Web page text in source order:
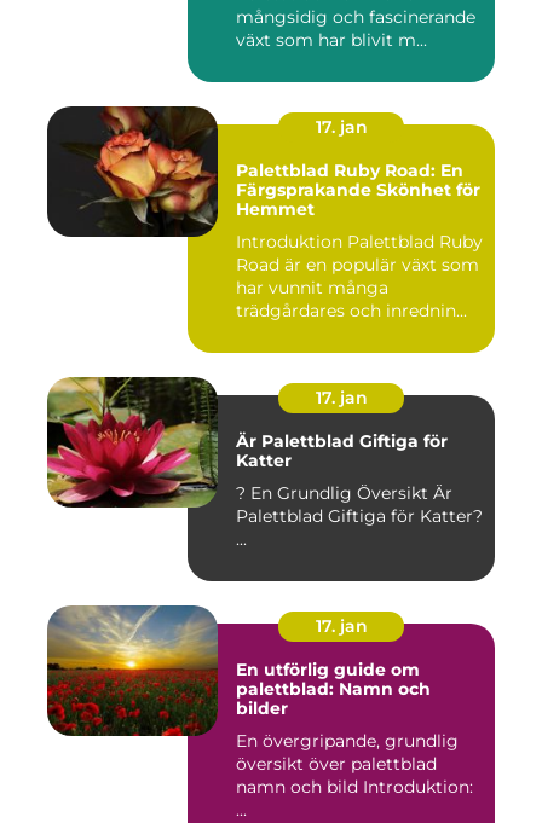
mångsidig och fascinerande
växt som har blivit m...
17. jan
Palettblad Ruby Road: En
Färgsprakande Skönhet för
Hemmet
Introduktion Palettblad Ruby
Road är en populär växt som
har vunnit många
trädgårdares och inrednin...
17. jan
Är Palettblad Giftiga för
Katter
? En Grundlig Översikt Är
Palettblad Giftiga för Katter?
...
17. jan
En utförlig guide om
palettblad: Namn och
bilder
En övergripande, grundlig
översikt över palettblad
namn och bild Introduktion:
...